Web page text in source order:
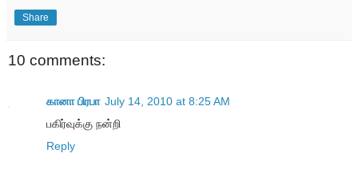
Share
10 comments:
கானா பிரபா July 14, 2010 at 8:25 AM
பகிர்வுக்கு நன்றி
Reply